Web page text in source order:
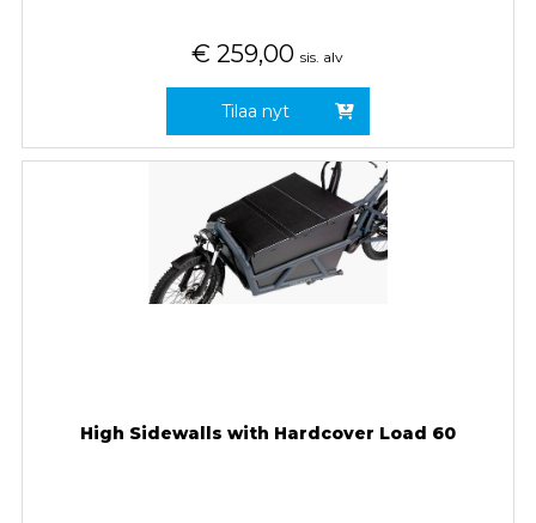
€ 259,00 sis. alv
Tilaa nyt
High Sidewalls with Hardcover Load 60